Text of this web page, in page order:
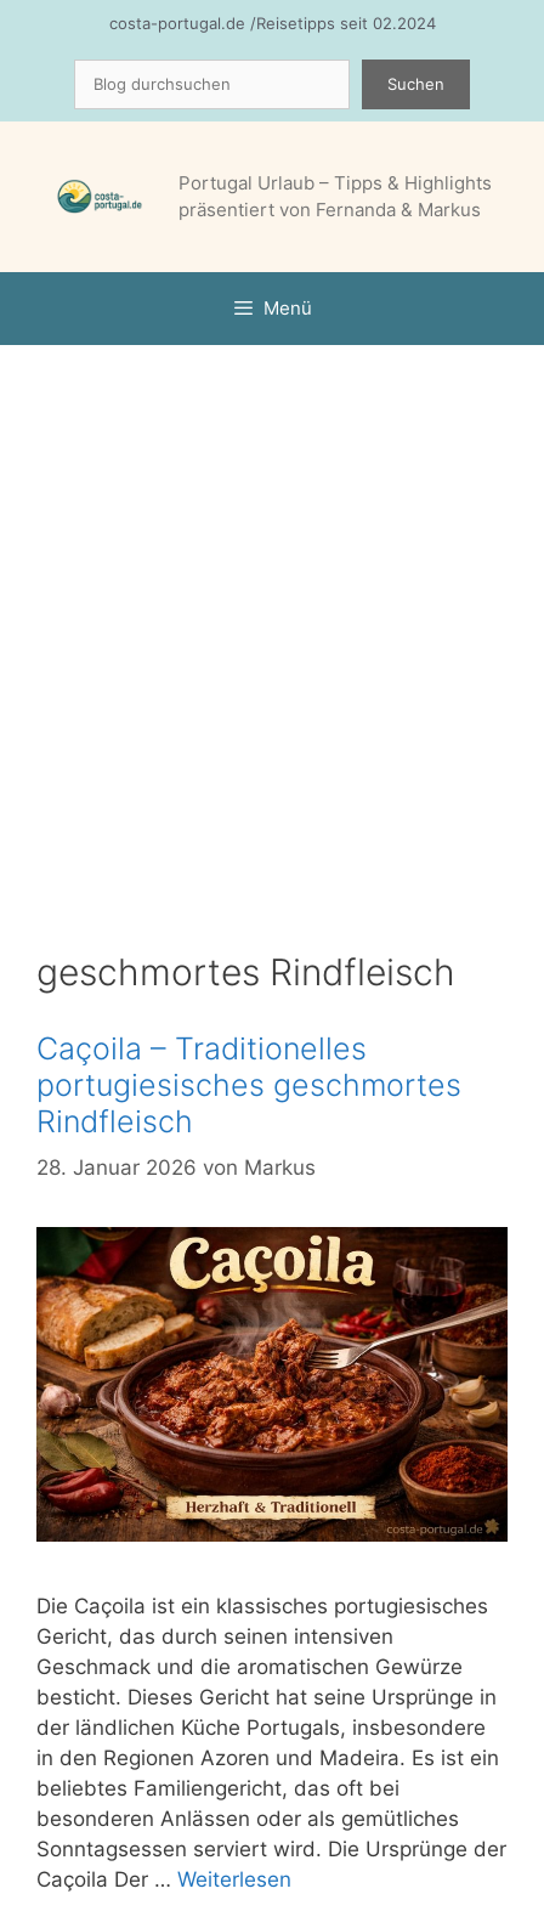
costa-portugal.de /Reisetipps seit 02.2024
Suchen
Portugal Urlaub – Tipps & Highlights
präsentiert von Fernanda & Markus
Menü
geschmortes Rindfleisch
Caçoila – Traditionelles
portugiesisches geschmortes
Rindfleisch
28. Januar 2026 von Markus
Die Caçoila ist ein klassisches portugiesisches
Gericht, das durch seinen intensiven
Geschmack und die aromatischen Gewürze
besticht. Dieses Gericht hat seine Ursprünge in
der ländlichen Küche Portugals, insbesondere
in den Regionen Azoren und Madeira. Es ist ein
beliebtes Familiengericht, das oft bei
besonderen Anlässen oder als gemütliches
Sonntagsessen serviert wird. Die Ursprünge der
Caçoila Der … Weiterlesen